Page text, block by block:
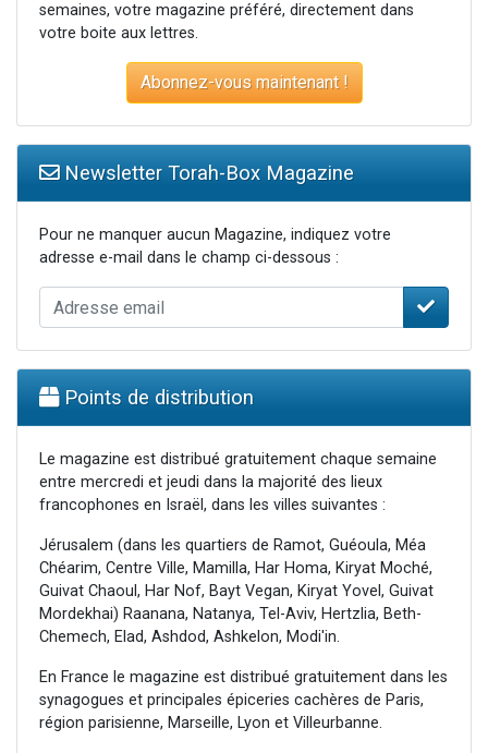
semaines, votre magazine préféré, directement dans
votre boite aux lettres.
Abonnez-vous maintenant !
Newsletter Torah-Box Magazine
Pour ne manquer aucun Magazine, indiquez votre
adresse e-mail dans le champ ci-dessous :
Points de distribution
Le magazine est distribué gratuitement chaque semaine
entre mercredi et jeudi dans la majorité des lieux
francophones en Israël, dans les villes suivantes :
Jérusalem (dans les quartiers de Ramot, Guéoula, Méa
Chéarim, Centre Ville, Mamilla, Har Homa, Kiryat Moché,
Guivat Chaoul, Har Nof, Bayt Vegan, Kiryat Yovel, Guivat
Mordekhai) Raanana, Natanya, Tel-Aviv, Hertzlia, Beth-
Chemech, Elad, Ashdod, Ashkelon, Modi'in.
En France le magazine est distribué gratuitement dans les
synagogues et principales épiceries cachères de Paris,
région parisienne, Marseille, Lyon et Villeurbanne.